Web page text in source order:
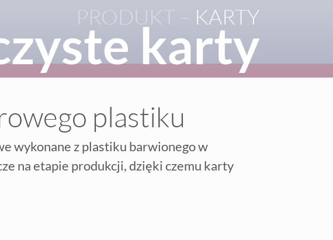
karty
PRODUKT – KARTY
plastiku
wykonane z plastiku barwionego w
na etapie produkcji, dzięki czemu karty